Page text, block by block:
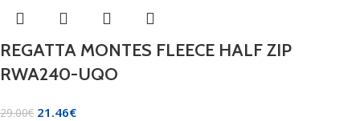
REGATTA MONTES FLEECE HALF ZIP
RWA240-UQO
29.00€ 21.46€